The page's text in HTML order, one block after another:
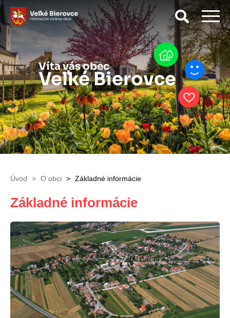
Víta vás obec
Veľké Bierovce
Úvod O obci Základné informácie
Základné informácie